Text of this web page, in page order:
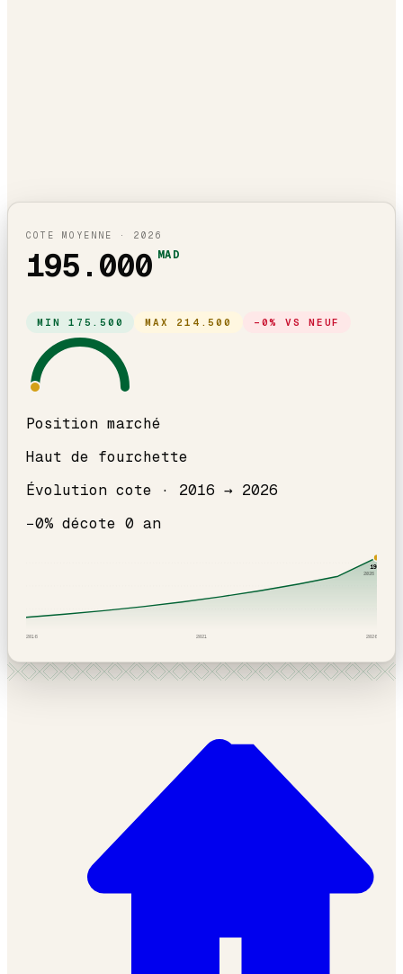
COTE MOYENNE · 2026
195.000 MAD
MIN175.500 MAX 214.500 − 0% VS NEUF
Position marché
Haut de fourchette
Évolution cote · 2016 → 2026
−0% décote 0 an
195
2026· ICI
2016 2021 2026